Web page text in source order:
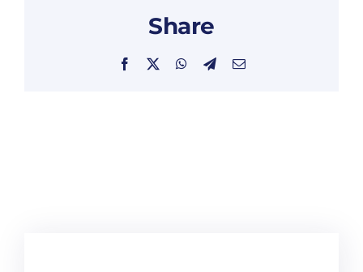
Share
Facebook WhatsApp
TelegramEmail